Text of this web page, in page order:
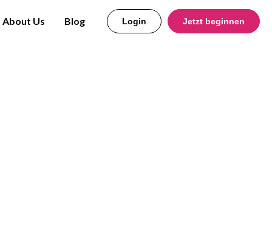
About Us Blog Login Jetzt beginnen